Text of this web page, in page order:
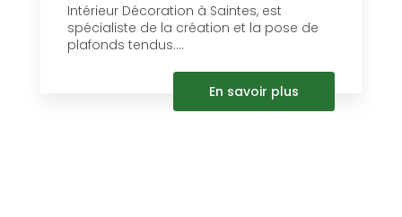
Intérieur Décoration à Saintes, est
spécialiste de la création et la pose de
plafonds tendus....
En savoir plus